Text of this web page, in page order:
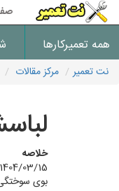
همه تعمیرکارها
نت تعمیر مرکز مقالات
خلاصه
1404/03/15
بوی سوختگی